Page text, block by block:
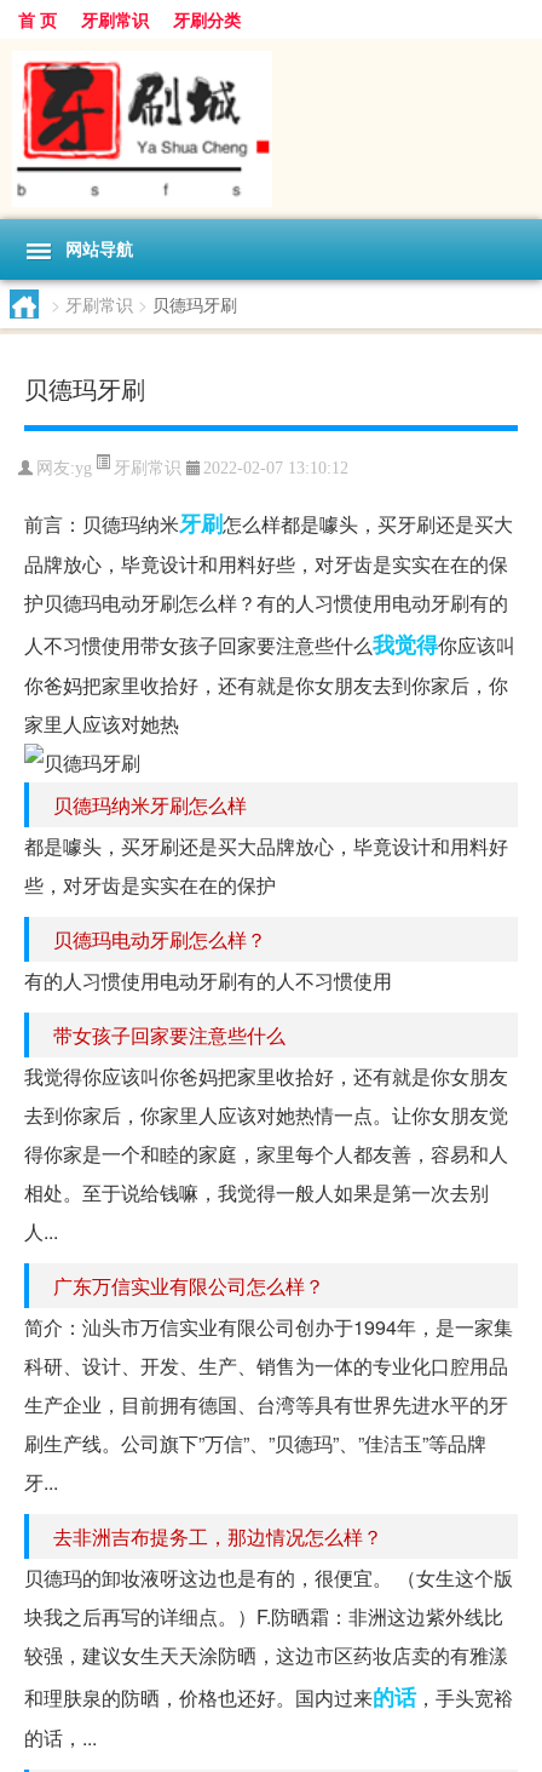
首 页 牙刷常识 牙刷分类
网站导航
> 牙刷常识 > 贝德玛牙刷
贝德玛牙刷
网友:yg 牙刷常识 2022-02-07 13:10:12
前言：贝德玛纳米牙刷怎么样都是噱头，买牙刷还是买大
品牌放心，毕竟设计和用料好些，对牙齿是实实在在的保
护贝德玛电动牙刷怎么样？有的人习惯使用电动牙刷有的
人不习惯使用带女孩子回家要注意些什么我觉得你应该叫
你爸妈把家里收拾好，还有就是你女朋友去到你家后，你
家里人应该对她热
贝德玛纳米牙刷怎么样
都是噱头，买牙刷还是买大品牌放心，毕竟设计和用料好
些，对牙齿是实实在在的保护
贝德玛电动牙刷怎么样？
有的人习惯使用电动牙刷有的人不习惯使用
带女孩子回家要注意些什么
我觉得你应该叫你爸妈把家里收拾好，还有就是你女朋友
去到你家后，你家里人应该对她热情一点。让你女朋友觉
得你家是一个和睦的家庭，家里每个人都友善，容易和人
相处。至于说给钱嘛，我觉得一般人如果是第一次去别
人...
广东万信实业有限公司怎么样？
简介：汕头市万信实业有限公司创办于1994年，是一家集
科研、设计、开发、生产、销售为一体的专业化口腔用品
生产企业，目前拥有德国、台湾等具有世界先进水平的牙
刷生产线。公司旗下”万信”、”贝德玛”、”佳洁玉”等品牌
牙...
去非洲吉布提务工，那边情况怎么样？
贝德玛的卸妆液呀这边也是有的，很便宜。 （女生这个版
块我之后再写的详细点。）F.防晒霜：非洲这边紫外线比
较强，建议女生天天涂防晒，这边市区药妆店卖的有雅漾
和理肤泉的防晒，价格也还好。国内过来的话，手头宽裕
的话，...